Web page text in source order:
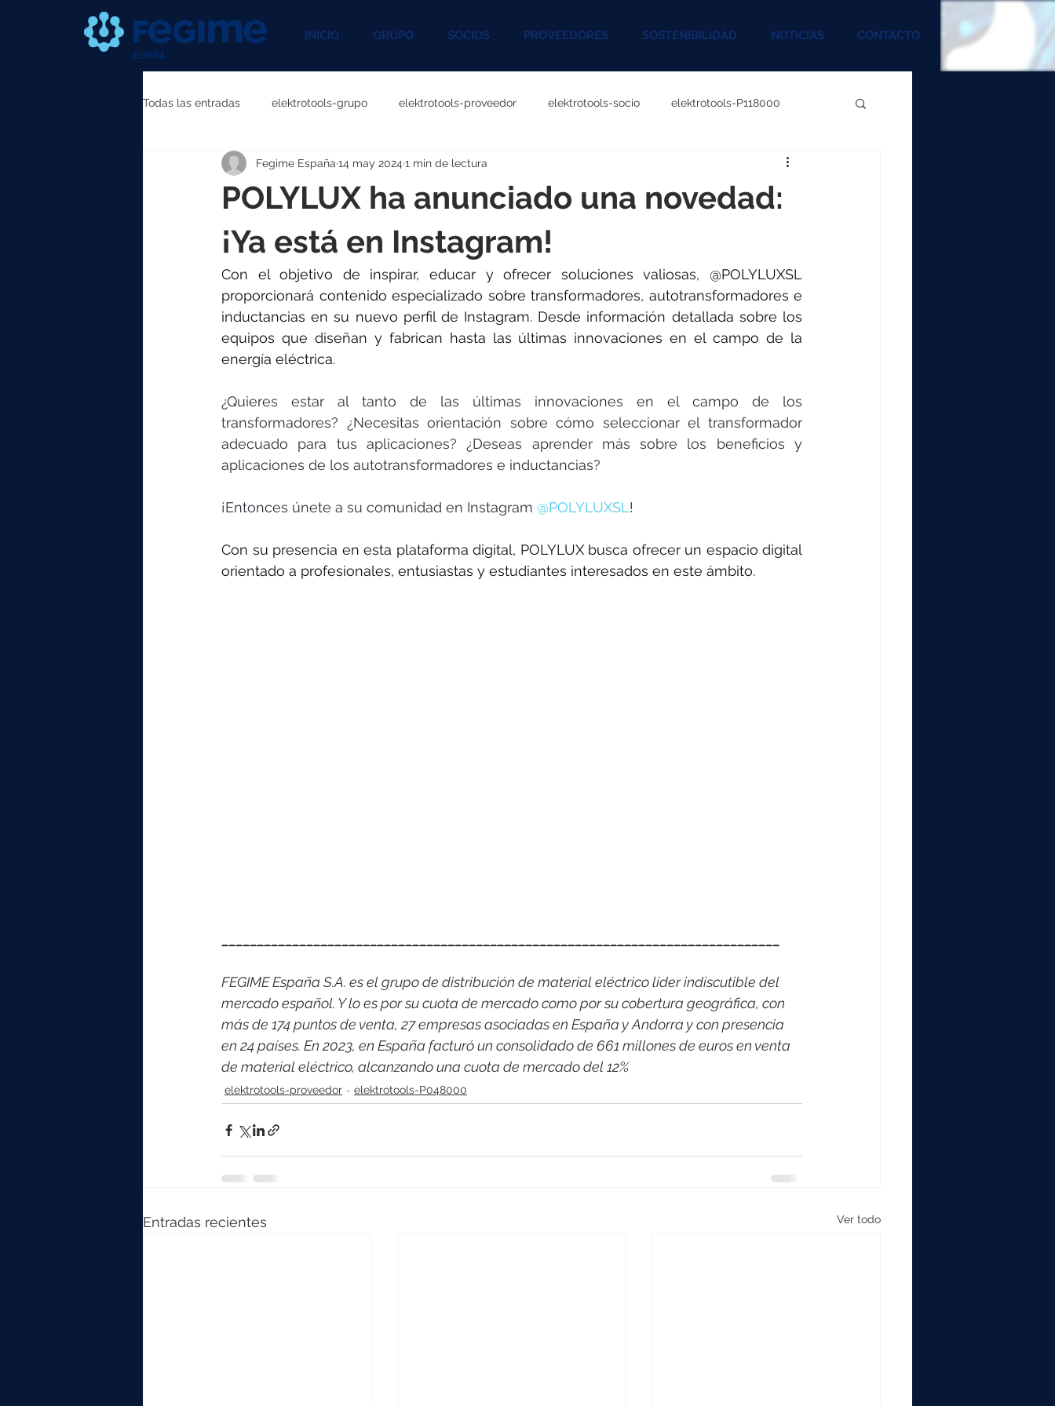
INICIO GRUPO SOCIOS PROVEEDORES SOSTENIBILIDAD NOTICIAS CONTACTO
Todas las entradas elektrotools-grupo elektrotools-proveedor elektrotools-socio elektrotools-P118000
elektrotools-P111000 elektrotools-P060000 elektrotools-P027000
elektrotools-P087000 elektrotools-P096000 elektrotools-P041000
elektrotools-P040000 elektrotools-P046000 elektrotools-P121000 elektrotools-P118000
elektrotools-P059000 elektrotools-P086000
elektrotools-P065000 elektrotools-P040000 elektrotools-P059000 elektrotools-P002000
elektrotools-P099000 elektrotools-P046000
POLYLUX ha anunciado una novedad:
¡Ya está en Instagram!
Fegime España 14 may 2024 1 min de lectura
Con el objetivo de inspirar, educar y ofrecer soluciones valiosas, @POLYLUXSL
proporcionará contenido especializado sobre transformadores, autotransformadores e
inductancias en su nuevo perfil de Instagram. Desde información detallada sobre los
equipos que diseñan y fabrican hasta las últimas innovaciones en el campo de la
energía eléctrica.
¿Quieres estar al tanto de las últimas innovaciones en el campo de los
transformadores? ¿Necesitas orientación sobre cómo seleccionar el transformador
adecuado para tus aplicaciones? ¿Deseas aprender más sobre los beneficios y
aplicaciones de los autotransformadores e inductancias?
¡Entonces únete a su comunidad en Instagram @POLYLUXSL !
Con su presencia en esta plataforma digital, POLYLUX busca ofrecer un espacio digital
orientado a profesionales, entusiastas y estudiantes interesados en este ámbito.
FEGIME España S.A. es el grupo de distribución de material eléctrico líder indiscutible del
mercado español. Y lo es por su cuota de mercado como por su cobertura geográfica, con
más de 174 puntos de venta, 27 empresas asociadas en España y Andorra y con presencia
en 24 países. En 2023, en España facturó un consolidado de 661 millones de euros en venta
de material eléctrico, alcanzando una cuota de mercado del 12%
elektrotools-proveedor elektrotools-P048000
Entradas recientes Ver todo